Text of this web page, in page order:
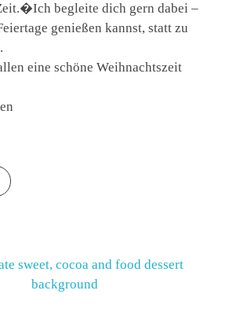
begleite dich gern dabei –
genießen kannst, statt zu
eine schöne Weihnachtszeit